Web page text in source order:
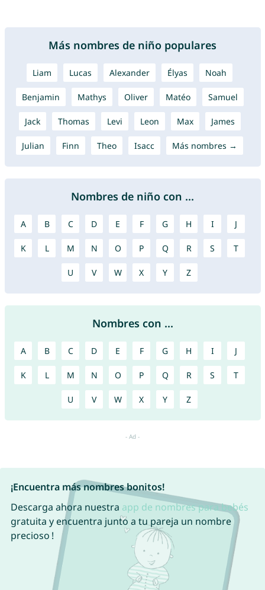
Más nombres de niño populares
Liam Lucas Alexander Élyas Noah
Benjamin Mathys Oliver Matéo Samuel
Jack Thomas Levi Leon Max James
Julian Finn Theo Isacc Más nombres →
Nombres de niño con ...
A B C D E F G H I J
K L M N O P Q R S T
U V W X Y Z
Nombres con ...
A B C D E F G H I J
K L M N O P Q R S T
U V W X Y Z
¡Encuentra más nombres bonitos!
Descarga ahora nuestra app de nombres para bebés
gratuita y encuentra junto a tu pareja un nombre
precioso !